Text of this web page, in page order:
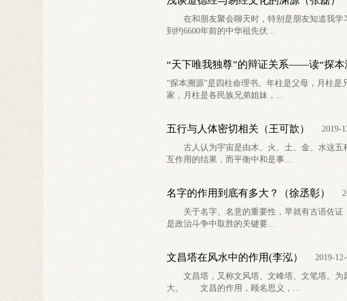
在和朋友聚会聊天时，特别是朋友知道我学
到约6600年前的中华祖先伏...
“天下唯我独尊”的辩证关系——读“探本
“探本溯源”是四柱命理书。年柱是父母，月柱
家，月柱是各民族兄弟姐妹，...
五行与人体密切相关（王可歆） 2019-
古人认为宇宙是由木、火、土、金、水这五
互作用的结果，而平衡中和是事...
名字的作用到底有多大？（徐丞彰）
关于名字、名意的重要性，早就有古语佐证，
是政治斗争中取胜的关键要...
文昌塔在风水中的作用(李泓） 2019-
文昌塔，又称文风塔、文峰塔、文笔塔。为
大。 文昌的作用，顾名思义，...